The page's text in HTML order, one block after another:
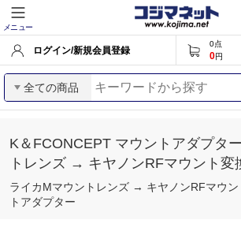
メニュー
ログイン/新規会員登録
0点
0円
全ての商品
K＆FCONCEPT マウントアダプタ
トレンズ → キヤノンRFマウント変
ライカMマウントレンズ → キヤノンRFマウン
トアダプター